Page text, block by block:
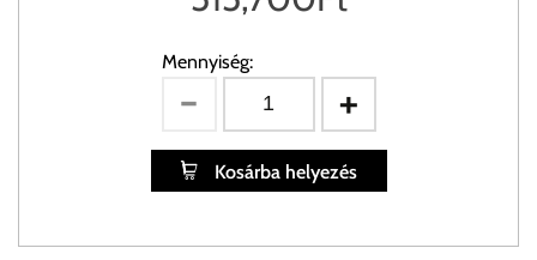
Mennyiség:
Kosárba helyezés